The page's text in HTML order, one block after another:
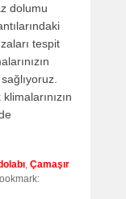
dolumu
tespit
, Çamaşır